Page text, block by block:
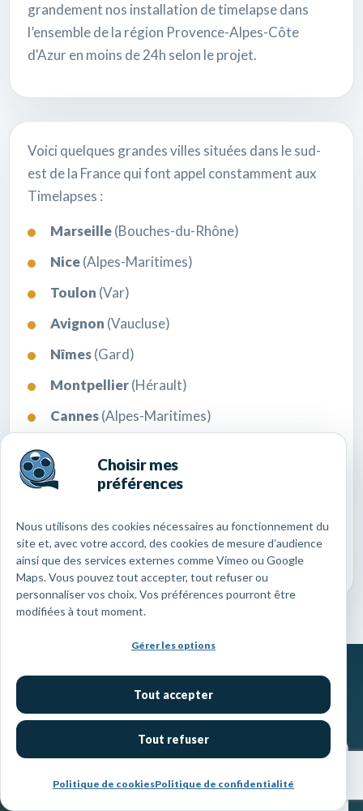
Choisir mes
préférences
Nous utilisons des cookies nécessaires au fonctionnement du
site et, avec votre accord, des cookies de mesure d’audience
ainsi que des services externes comme Vimeo ou Google
Maps. Vous pouvez tout accepter, tout refuser ou
personnaliser vos choix. Vos préférences pourront être
modifiées à tout moment.
Gérer les options
Tout accepter
Tout refuser
Politique de cookiesPolitique de confidentialité
Sommaire Simulateur
grandement nos installation de timelapse dans
l’ensemble de la région Provence-Alpes-Côte
d'Azur en moins de 24h selon le projet.
Voici quelques grandes villes situées dans le sud-
est de la France qui font appel constamment aux
Timelapses :
Marseille(Bouches-du-Rhône)
Nice(Alpes-Maritimes)
Toulon (Var)
Avignon (Vaucluse)
Nîmes(Gard)
Montpellier(Hérault)
Cannes(Alpes-Maritimes)
Saint-Étienne(Loire)
d’importants pôles culturels, économiques et
touristiques
Nous contacter pour